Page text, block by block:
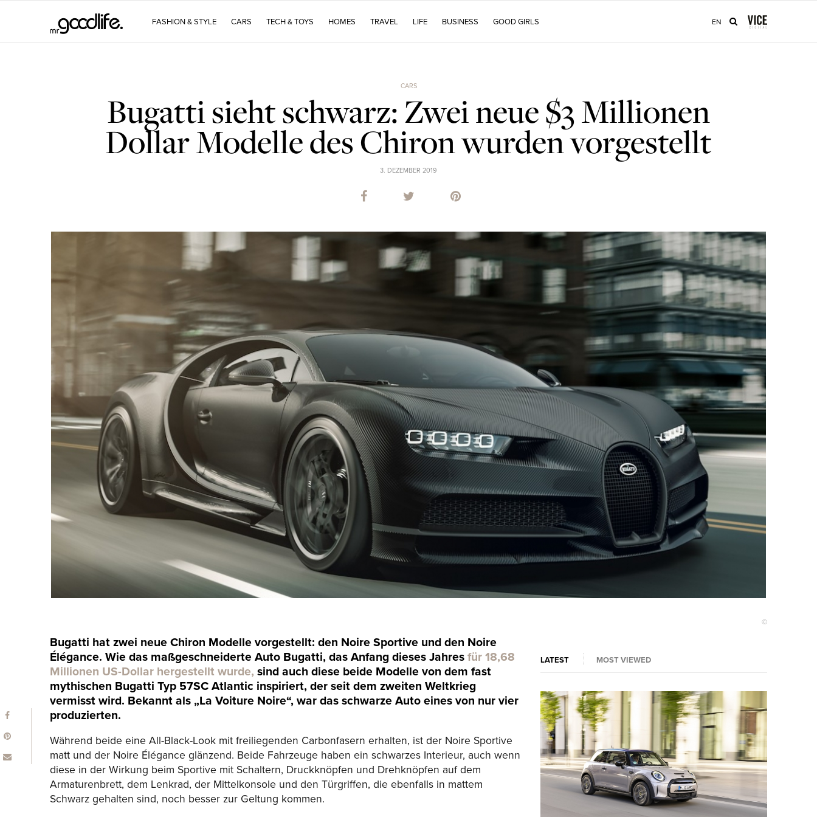
FASHION & STYLE CARS TECH & TOYS HOMES TRAVEL LIFE BUSINESS GOOD GIRLS EN
CARS
Bugatti sieht schwarz: Zwei neue $3 Millionen
Dollar Modelle des Chiron wurden vorgestellt
3. DEZEMBER 2019
©
Bugatti hat zwei neue Chiron Modelle vorgestellt: den Noire Sportive und den Noire
Élégance. Wie das maßgeschneiderte Auto Bugatti, das Anfang dieses Jahres für 18,68
Millionen US-Dollar hergestellt wurde, sind auch diese beide Modelle von dem fast
mythischen Bugatti Typ 57SC Atlantic inspiriert, der seit dem zweiten Weltkrieg
vermisst wird. Bekannt als „La Voiture Noire“, war das schwarze Auto eines von nur vier
produzierten.
Während beide eine All-Black-Look mit freiliegenden Carbonfasern erhalten, ist der Noire Sportive
matt und der Noire Élégance glänzend. Beide Fahrzeuge haben ein schwarzes Interieur, auch wenn
diese in der Wirkung beim Sportive mit Schaltern, Druckknöpfen und Drehknöpfen auf dem
Armaturenbrett, dem Lenkrad, der Mittelkonsole und den Türgriffen, die ebenfalls in mattem
Schwarz gehalten sind, noch besser zur Geltung kommen.
LATEST MOST VIEWED